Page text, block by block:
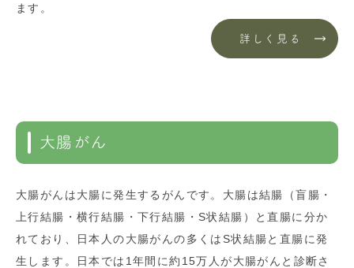
ます。
詳しく見る
大腸がん
大腸がんは大腸に発生するがんです。大腸は結腸（盲腸・
上行結腸・横行結腸・下行結腸・S状結腸）と直腸に分か
れており、日本人の大腸がんの多くはS状結腸と直腸に発
生します。日本では1年間に約15万人が大腸がんと診断さ